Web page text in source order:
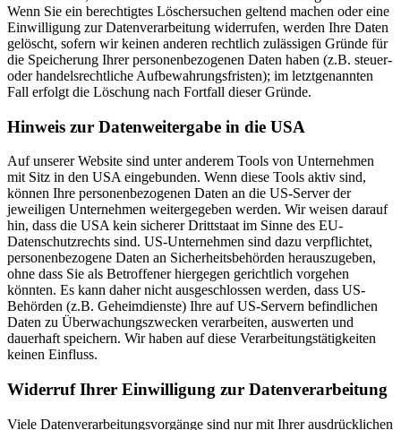
Wenn Sie ein berechtigtes Löschersuchen geltend machen oder eine
Einwilligung zur Datenverarbeitung widerrufen, werden Ihre Daten
gelöscht, sofern wir keinen anderen rechtlich zulässigen Gründe für
die Speicherung Ihrer personenbezogenen Daten haben (z.B. steuer-
oder handelsrechtliche Aufbewahrungsfristen); im letztgenannten
Fall erfolgt die Löschung nach Fortfall dieser Gründe.
Hinweis zur Datenweitergabe in die USA
Auf unserer Website sind unter anderem Tools von Unternehmen
mit Sitz in den USA eingebunden. Wenn diese Tools aktiv sind,
können Ihre personenbezogenen Daten an die US-Server der
jeweiligen Unternehmen weitergegeben werden. Wir weisen darauf
hin, dass die USA kein sicherer Drittstaat im Sinne des EU-
Datenschutzrechts sind. US-Unternehmen sind dazu verpflichtet,
personenbezogene Daten an Sicherheitsbehörden herauszugeben,
ohne dass Sie als Betroffener hiergegen gerichtlich vorgehen
könnten. Es kann daher nicht ausgeschlossen werden, dass US-
Behörden (z.B. Geheimdienste) Ihre auf US-Servern befindlichen
Daten zu Überwachungszwecken verarbeiten, auswerten und
dauerhaft speichern. Wir haben auf diese Verarbeitungstätigkeiten
keinen Einfluss.
Widerruf Ihrer Einwilligung zur Datenverarbeitung
Viele Datenverarbeitungsvorgänge sind nur mit Ihrer ausdrücklichen